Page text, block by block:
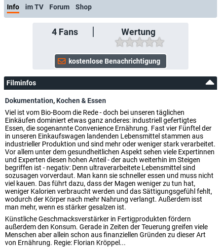
Info im TV Forum Shop
4Fans Wertung
Filminfos
Dokumentation,Kochen & Essen
Viel ist vom Bio-Boom die Rede - doch bei unseren täglichen
Einkäufen dominiert etwas ganz anderes: industriell gefertigtes
Essen, die sogenannte Convenience Ernährung. Fast vier Fünftel der
in unseren Einkaufswagen landenden Lebensmittel stammen aus
industrieller Produktion und sind mehr oder weniger stark verarbeitet.
Vor allem unter dem gesundheitlichen Aspekt sehen viele Expertinnen
und Experten diesen hohen Anteil - der auch weiterhin im Steigen
begriffen ist - negativ: Denn ultraverarbeitete Lebensmittel sind
sozusagen vorverdaut. Man kann sie schneller essen und muss nicht
viel kauen. Das führt dazu, dass der Magen weniger zu tun hat,
weniger Kalorien verbraucht werden und das Sättigungsgefühl fehlt,
wodurch der Körper nach mehr Nahrung verlangt. Außerdem isst
man mehr, wenn es stärker gesalzen ist.
Künstliche Geschmacksverstärker in Fertigprodukten fördern
außerdem den Konsum. Gerade in Zeiten der Teuerung greifen viele
Menschen aber allein schon aus finanziellen Gründen zu dieser Art
von Ernährung. Regie: Florian Kröppel...